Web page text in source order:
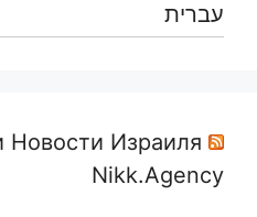
עברית
Новости Израиля
Nikk.Agency